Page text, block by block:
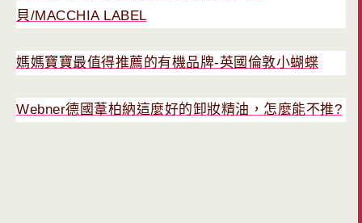
貝/MACCHIA LABEL
媽媽寶寶最值得推薦的有機品牌-英國倫敦小蝴蝶
Webner德國葦柏納這麼好的卸妝精油，怎麼能不推?